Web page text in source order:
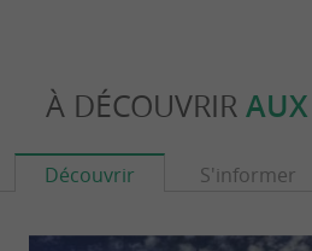
À DÉCOUVRIR
Découvrir S'informer